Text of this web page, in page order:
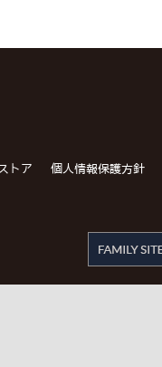
トア 個人情報保護方針